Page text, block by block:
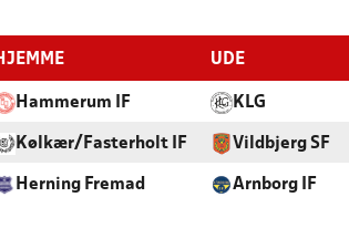
UDE
Hammerum IF KLG
Kølkær/Fasterholt IF Vildbjerg SF
Herning Fremad Arnborg IF